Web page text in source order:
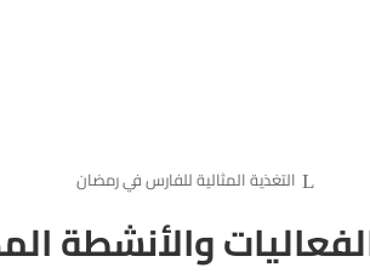
التغذية المثالية للفارس في رمضان
والأنشطة